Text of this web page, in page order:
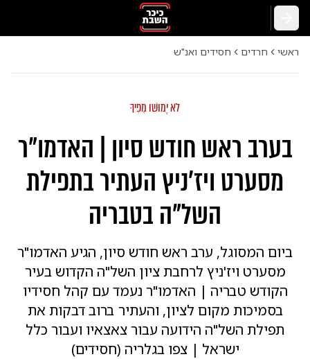
ראשי חרדים חסידים ואנ"ש
לֹא יָמוּשׁוּ מִפִּיךָ
בערב ראש חודש סיון | האדמו"ר
מסערט ויז'ניץ העתיר בתפילת
השל"ה בטבריה
ביום המסוגל, ערב ראש חודש סיון, הגיע האדמו"ר
מסערט ויז'ניץ לרחבת ציון השל"ה הקדוש בעיר
הקודש טבריה | האדמו"ר נעמד עם קהל חסידיו
בסמיכות מקום לציון, והעתיר ברוב דבקות את
תפילת השל"ה הידועה עבור צאצאיו ועבור כלל
ישראל | צפו בגלריה (חסידים)